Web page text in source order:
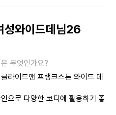
성와이드데님26
라이드앤 프랭크스톤 와이드 데
으로 다양한 코디에 활용하기 좋